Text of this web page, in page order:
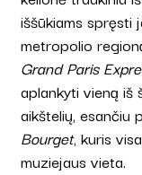
iššūkiams spręsti
metropolio
Grand Paris
aplankyti vieną
aikštelių, esančiu
Bourget, kuris
muziejaus vieta.